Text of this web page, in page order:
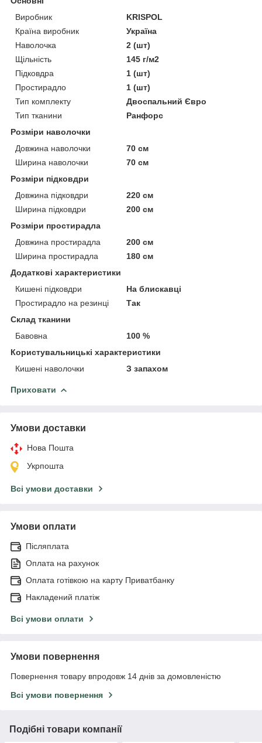
Виробник
KRISPOL
Країна виробник
Україна
Наволочка
2 (шт)
Щільність
145 г/м2
Підковдра
1 (шт)
Простирадло
1 (шт)
Тип комплекту
Двоспальний Євро
Тип тканини
Ранфорс
Розміри наволочки
Довжина наволочки
70 см
Ширина наволочки
70 см
Розміри підковдри
Довжина підковдри
220 см
Ширина підковдри
200 см
Розміри простирадла
Довжина простирадла
200 см
Ширина простирадла
180 см
Додаткові характеристики
Кишені підковдри
На блискавці
Простирадло на резинці
Так
Склад тканини
Бавовна
100 %
Користувальницькі характеристики
Кишені наволочки
З запахом
Приховати
Умови доставки
Нова Пошта
Укрпошта
Всі умови доставки
Умови оплати
Післяплата
Оплата на рахунок
Оплата готівкою на карту Приватбанку
Накладений платіж
Всі умови оплати
Умови повернення
Повернення товару впродовж 14 днів за домовленістю
Всі умови повернення
Подібні товари компанії